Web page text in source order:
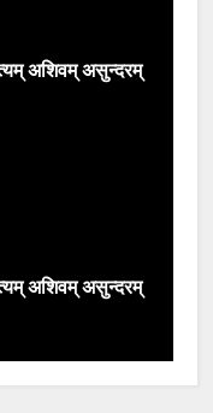
अशिवम् असुन्दरम्
अशिवम् असुन्दरम्